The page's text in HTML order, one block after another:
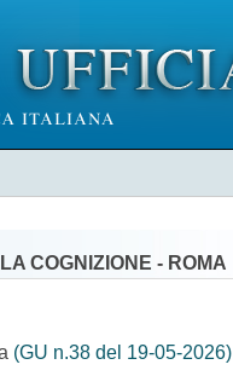
COGNIZIONE - ROMA
(GU n.38 del 19-05-2026)